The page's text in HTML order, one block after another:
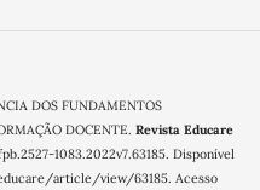
DOS FUNDAMENTOS
DOCENTE. Revista Educare
1083.2022v7.63185. Disponível
article/view/63185. Acesso